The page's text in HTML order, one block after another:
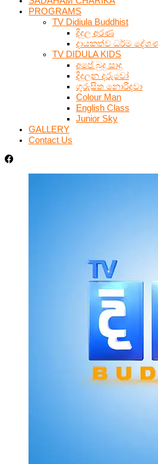
PROGRAMS
TV Didiula Buddhist
දිදුල අරණ
දායකත්ව ධර්ම
TV DIDULA KIDS
අපේ බුදු සාදු
දිදුලන දරුවෝ
ගුරුසිත නොරිදවා
Colour Man
English Class
Junior Sky
GALLERY
Contact Us